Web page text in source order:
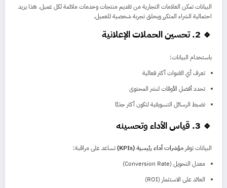
البيانات تمكن العلامات التجارية من تقديم منتجات وخدمات ملائمة لكل عميل. هذا يزيد
احتمالية الشراء المتكرر ويخلق تجربة شخصية للعميل.
🔹 2. تحسين الحملات الإعلانية
باستخدام البيانات:
تعرف أي القنوات أكثر فعالية
تحدد أفضل الأوقات لنشر المحتوى
تضبط الرسائل التسويقية لتكون أكثر جذبًا
🔹 3. قياس الأداء وتحسينه
البيانات توفر مؤشرات أداء رئيسية (KPIs)
تساعد على مراقبة:
معدل التحويل (Conversion Rate)
العائد على الاستثمار (ROI)